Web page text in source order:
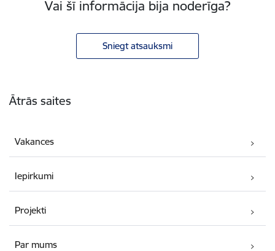
Vai šī informācija bija noderīga?
Sniegt atsauksmi
Ātrās saites
Vakances
Iepirkumi
Projekti
Par mums